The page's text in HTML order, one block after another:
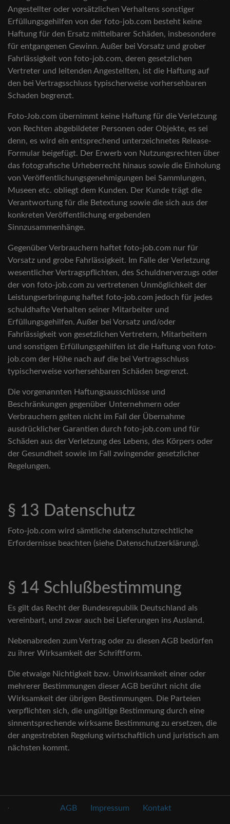
Angestellter oder vorsätzlichen Verhaltens sonstiger
Erfüllungsgehilfen von der foto-job.com besteht keine
Haftung für den Ersatz mittelbarer Schäden, insbesondere
für entgangenen Gewinn. Außer bei Vorsatz und grober
Fahrlässigkeit von foto-job.com, deren gesetzlichen
Vertreter und leitenden Angestellten, ist die Haftung auf
den bei Vertragsschluss typischerweise vorhersehbaren
Schaden begrenzt.
Foto-Job.com übernimmt keine Haftung für die Verletzung
von Rechten abgebildeter Personen oder Objekte, es sei
denn, es wird ein entsprechend unterzeichnetes Release-
Formular beigefügt. Der Erwerb von Nutzungsrechten über
das fotografische Urheberrecht hinaus sowie die Einholung
von Veröffentlichungsgenehmigungen bei Sammlungen,
Museen etc. obliegt dem Kunden. Der Kunde trägt die
Verantwortung für die Betextung sowie die sich aus der
konkreten Veröffentlichung ergebenden
Sinnzusammenhänge.
Gegenüber Verbrauchern haftet foto-job.com nur für
Vorsatz und grobe Fahrlässigkeit. Im Falle der Verletzung
wesentlicher Vertragspflichten, des Schuldnerverzugs oder
der von foto-job.com zu vertretenen Unmöglichkeit der
Leistungserbringung haftet foto-job.com jedoch für jedes
schuldhafte Verhalten seiner Mitarbeiter und
Erfüllungsgehilfen. Außer bei Vorsatz und/oder
Fahrlässigkeit von gesetzlichen Vertretern, Mitarbeitern
und sonstigen Erfüllungsgehilfen ist die Haftung von foto-
job.com der Höhe nach auf die bei Vertragsschluss
typischerweise vorhersehbaren Schäden begrenzt.
Die vorgenannten Haftungsausschlüsse und
Beschränkungen gegenüber Unternehmern oder
Verbrauchern gelten nicht im Fall der Übernahme
ausdrücklicher Garantien durch foto-job.com und für
Schäden aus der Verletzung des Lebens, des Körpers oder
der Gesundheit sowie im Fall zwingender gesetzlicher
Regelungen.
§ 13 Datenschutz
Foto-job.com wird sämtliche datenschutzrechtliche
Erfordernisse beachten (siehe Datenschutzerklärung).
§ 14 Schlußbestimmung
Es gilt das Recht der Bundesrepublik Deutschland als
vereinbart, und zwar auch bei Lieferungen ins Ausland.
Nebenabreden zum Vertrag oder zu diesen AGB bedürfen
zu ihrer Wirksamkeit der Schriftform.
Die etwaige Nichtigkeit bzw. Unwirksamkeit einer oder
mehrerer Bestimmungen dieser AGB berührt nicht die
Wirksamkeit der übrigen Bestimmungen. Die Parteien
verpflichten sich, die ungültige Bestimmung durch eine
sinnentsprechende wirksame Bestimmung zu ersetzen, die
der angestrebten Regelung wirtschaftlich und juristisch am
nächsten kommt.
. AGB Impressum Kontakt